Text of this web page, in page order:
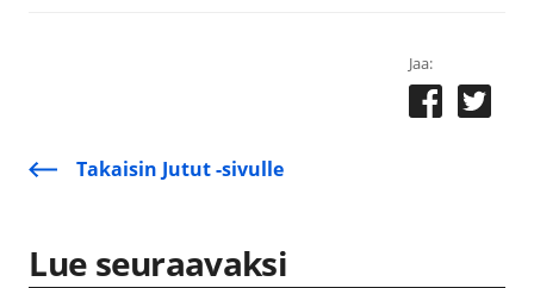
Jaa:
Takaisin Jutut -sivulle
Lue seuraavaksi